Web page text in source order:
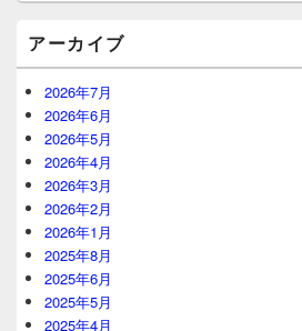
アーカイブ
2026年7月
2026年6月
2026年5月
2026年4月
2026年3月
2026年2月
2026年1月
2025年8月
2025年6月
2025年5月
2025年4月